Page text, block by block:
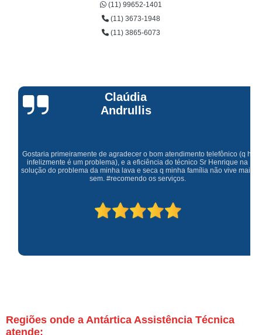
(11) 99652-1401
(11) 3673-1948
(11) 3865-6073
Claúdia
Andrullis
Gostaria primeiramente de agradecer o bom atendimento telefônico (q hj
infelizmente é um problema), e a eficiência do técnico Sr Henrique na
solução do problema da minha lava e seca q minha família não vive mais
sem. #recomendo os serviços.
Regiões onde a Antártica Assistência Técnica
atende: